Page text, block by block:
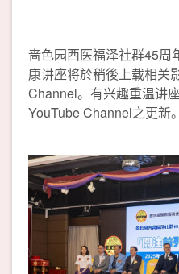
啬色园西医福泽社群45周
康讲座将於稍後上载相关
Channel。有兴趣重温讲
YouTube Channel之更新。